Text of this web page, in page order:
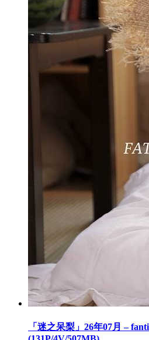
「迷之呆梨」26年07月 –